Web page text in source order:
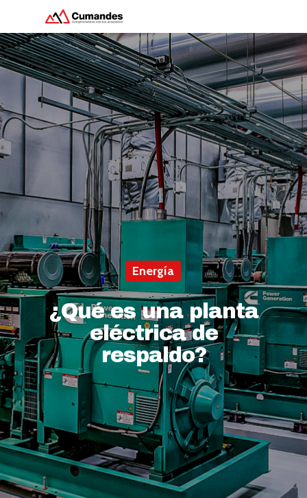
Hit enter to search or ESC to close
Energía
¿Qué es una planta
eléctrica de
respaldo?